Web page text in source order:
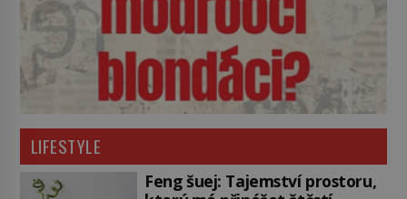
LIFESTYLE
Feng šuej: Tajemství prostoru,